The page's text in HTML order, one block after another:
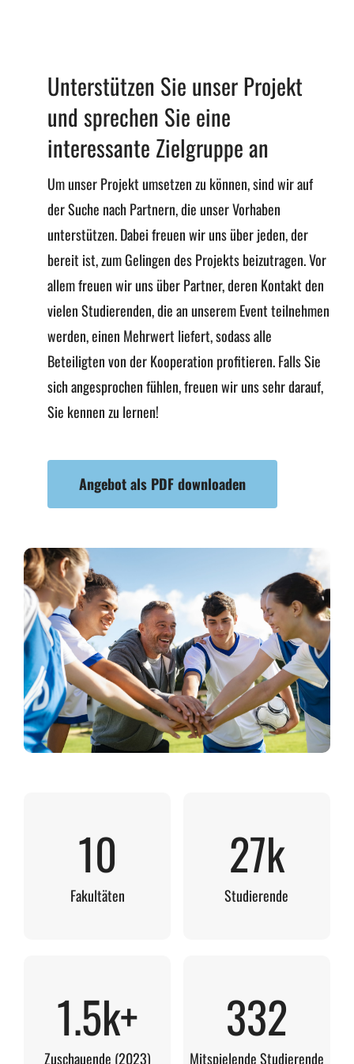
Unterstützen Sie unser Projekt
und sprechen Sie eine
interessante Zielgruppe an
Um unser Projekt umsetzen zu können, sind wir auf
der Suche nach Partnern, die unser Vorhaben
unterstützen. Dabei freuen wir uns über jeden, der
bereit ist, zum Gelingen des Projekts beizutragen. Vor
allem freuen wir uns über Partner, deren Kontakt den
vielen Studierenden, die an unserem Event teilnehmen
werden, einen Mehrwert liefert, sodass alle
Beteiligten von der Kooperation profitieren. Falls Sie
sich angesprochen fühlen, freuen wir uns sehr darauf,
Sie kennen zu lernen!
Angebot als PDF downloaden
10
Fakultäten
27k
Studierende
1.5k+
Zuschauende (2023)
332
Mitspielende Studierende